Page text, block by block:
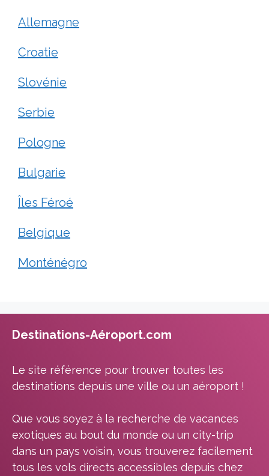
Allemagne
Croatie
Slovénie
Serbie
Pologne
Bulgarie
Îles Féroé
Belgique
Monténégro
Destinations-Aéroport.com
Le site référence pour trouver toutes les
destinations depuis une ville ou un aéroport !
Que vous soyez à la recherche de vacances
exotiques au bout du monde ou un city-trip
dans un pays voisin, vous trouverez facilement
tous les vols directs accessibles depuis chez